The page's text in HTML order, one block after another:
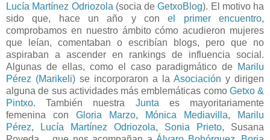
Lucía Martínez Odriozola (socia deGetxoBlog). El motivo ha
sido que, hace un año y conel primer encuentro,
comprobamos en nuestro ámbito cómo acudieron mujeres
que leían, comentaban o escribían blogs, pero que no
aspiraban a ascender en rankings de influencia social.
Algunas de ellas, como el caso paradigmático de Marilu
Pérez (Marikeli) se incorporaron a la Asociación y dirigen
alguna de sus actividades más emblemáticas como Getxo &
Pintxo. También nuestra Junta es mayoritariamente
femenina con Gloria Marzo, Mónica Mediavilla,
Marilu
Pérez, Lucía Martínez Odriozola, Sonia Prieto, Susana